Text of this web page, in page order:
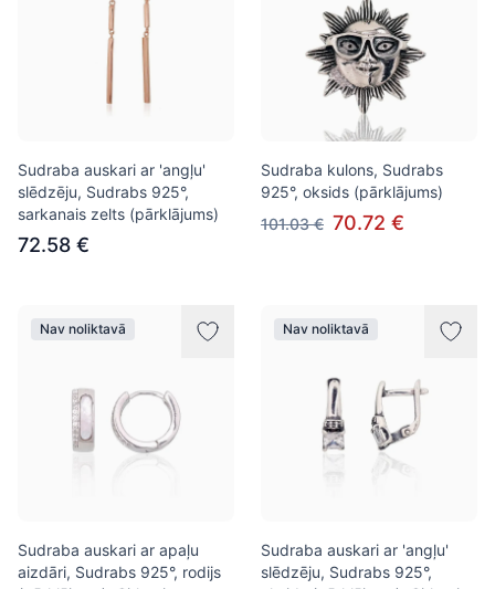
Sudraba auskari ar 'angļu'
slēdzēju, Sudrabs 925°,
sarkanais zelts (pārklājums)
72.58 €
Sudraba kulons, Sudrabs
925°, oksids (pārklājums)
101.03 € 70.72 €
Nav noliktavā
Sudraba auskari ar apaļu
aizdāri, Sudrabs 925°, rodijs
Nav noliktavā
Sudraba auskari ar 'angļu'
slēdzēju, Sudrabs 925°,